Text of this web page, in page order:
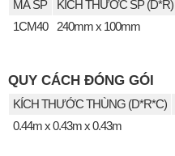
MÃ SP KÍCH THƯỚC SP (D*R)
1CM40
240mm x 100mm
QUY CÁCH ĐÓNG GÓI
KÍCH THƯỚC THÙNG (D*R*C)
0.44m x 0.43m x 0.43m